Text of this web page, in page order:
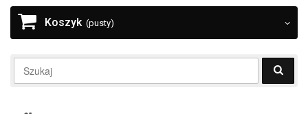
Koszyk (pusty)